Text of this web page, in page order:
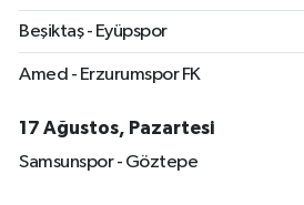
Beşiktaş - Eyüpspor
Amed - Erzurumspor FK
17 Ağustos, Pazartesi
Samsunspor - Göztepe